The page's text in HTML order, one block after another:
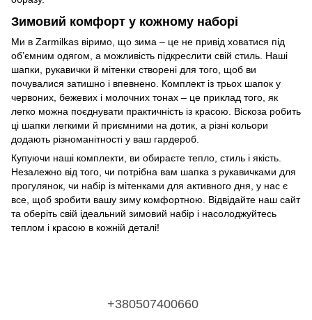
Зимовий комфорт у кожному наборі
Ми в Zarmilkas віримо, що зима – це не привід ховатися під
об’ємним одягом, а можливість підкреслити свій стиль. Наші
шапки, рукавички й мітенки створені для того, щоб ви
почувалися затишно і впевнено. Комплект із трьох шапок у
червоних, бежевих і молочних тонах – це приклад того, як
легко можна поєднувати практичність із красою. Віскоза робить
ці шапки легкими й приємними на дотик, а різні кольори
додають різноманітності у ваш гардероб.
Купуючи наші комплекти, ви обираєте тепло, стиль і якість.
Незалежно від того, чи потрібна вам шапка з рукавичками для
прогулянок, чи набір із мітенками для активного дня, у нас є
все, щоб зробити вашу зиму комфортною. Відвідайте наш сайт
та оберіть свій ідеальний зимовий набір і насолоджуйтесь
теплом і красою в кожній деталі!
+380507400660